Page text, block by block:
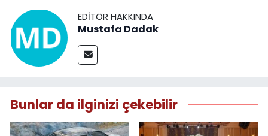
EDITÖR HAKKINDA
Mustafa Dadak
Bunlar da ilginizi çekebilir